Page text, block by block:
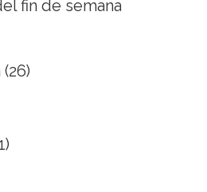
fin de semana
(26)